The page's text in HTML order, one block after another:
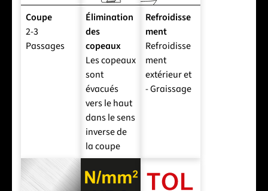
Coupe
2-3
Passages
Élimination
des
copeaux
Les copeaux
sont
évacués
vers le haut
dans le sens
inverse de
la coupe
Refroidisse
ment
Refroidisse
ment
extérieur et
- Graissage